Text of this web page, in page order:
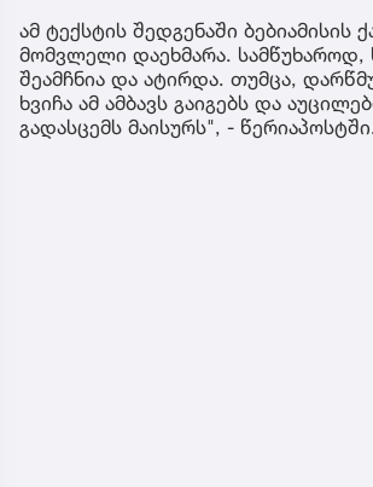
ამ ტექსტის შედგენაში ბებიამისის
მომვლელი დაეხმარა. სამწუხაროდ,
შეამჩნია და ატირდა. თუმცა,
ხვიჩა ამ ამბავს გაიგებს და
გადასცემს მაისურს", -